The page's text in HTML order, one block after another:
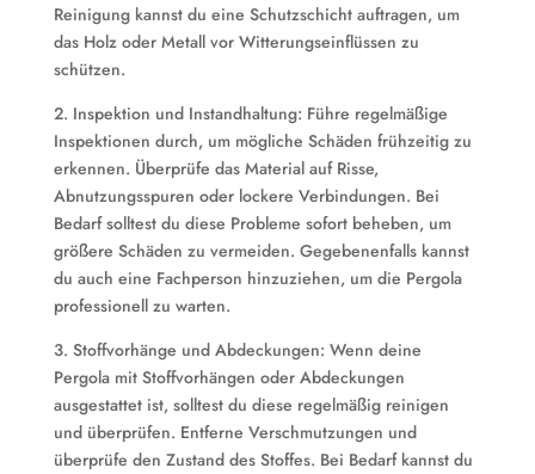
Reinigung kannst du eine Schutzschicht auftragen, um
das Holz oder Metall vor Witterungseinflüssen zu
schützen.
2. Inspektion und Instandhaltung: Führe regelmäßige
Inspektionen durch, um mögliche Schäden frühzeitig zu
erkennen. Überprüfe das Material auf Risse,
Abnutzungsspuren oder lockere Verbindungen. Bei
Bedarf solltest du diese Probleme sofort beheben, um
größere Schäden zu vermeiden. Gegebenenfalls kannst
du auch eine Fachperson hinzuziehen, um die Pergola
professionell zu warten.
3. Stoffvorhänge und Abdeckungen: Wenn deine
Pergola mit Stoffvorhängen oder Abdeckungen
ausgestattet ist, solltest du diese regelmäßig reinigen
und überprüfen. Entferne Verschmutzungen und
überprüfe den Zustand des Stoffes. Bei Bedarf kannst du